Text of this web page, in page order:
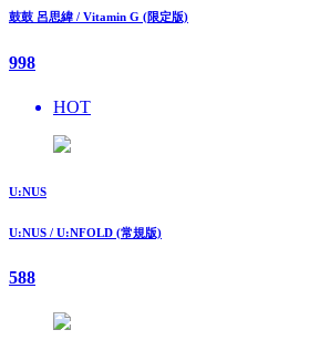
鼓鼓 呂思緯 / Vitamin G (限定版)
998
HOT
U:NUS
U:NUS / U:NFOLD (常規版)
588